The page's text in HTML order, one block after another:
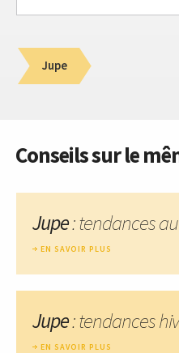
Jupe
Conseils sur le
Jupe: tendances
EN SAVOIR PLUS
Jupe: tendances
EN SAVOIR PLUS